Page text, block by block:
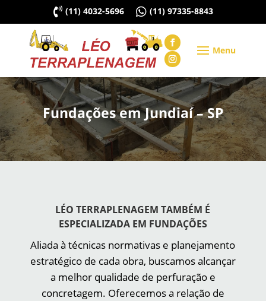
 (11) 4032-5696  (11) 97335-8843
Fundações em Jundiaí – SP
LÉO TERRAPLENAGEM TAMBÉM É
ESPECIALIZADA EM FUNDAÇÕES
Aliada à técnicas normativas e planejamento
estratégico de cada obra, buscamos alcançar
a melhor qualidade de perfuração e
concretagem. Oferecemos a relação de